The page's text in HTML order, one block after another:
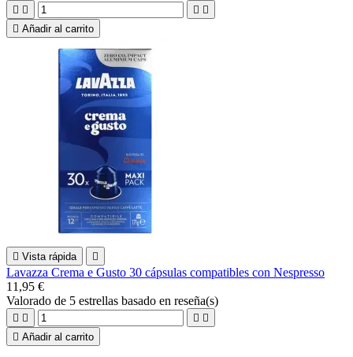
   
 Añadir al carrito
 Vista rápida 
Lavazza Crema e Gusto 30 cápsulas compatibles con Nespresso
11,95 €
Valorado de 5 estrellas basado en reseña(s)
   
 Añadir al carrito